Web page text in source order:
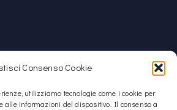
Consenso Cookie
utilizziamo tecnologie come i cookie per
alle informazioni del dispositivo. Il consenso a